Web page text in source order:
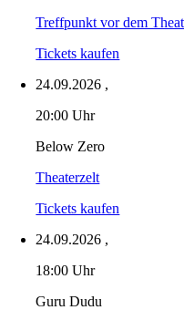
Treffpunkt vor dem
Tickets kaufen
24.09.2026 ,
20:00 Uhr
Below Zero
Theaterzelt
Tickets kaufen
24.09.2026 ,
18:00 Uhr
Guru Dudu